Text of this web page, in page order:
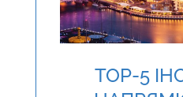
TOP-5